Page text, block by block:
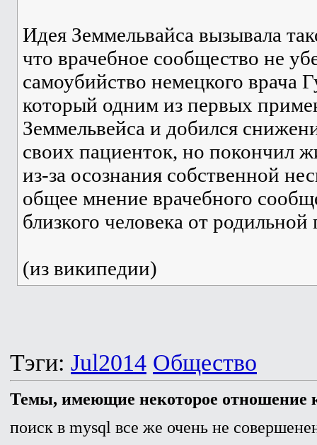
Идея Земмельвайса вызывала
что врачебное сообщество не
самоубийство немецкого врача
который одним из первых
Земмельвейса и добился
своих пациенток, но покончил
из-за осознания собственной
общее мнение врачебного
близкого человека от родильной
(из википедии)
Тэги: Jul2014 Общество
Темы, имеющие некоторое отношение
поиск в mysql все же очень не